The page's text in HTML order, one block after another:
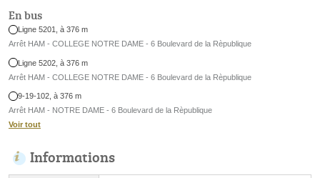
En bus
Ligne 5201, à 376 m
Arrêt HAM - COLLEGE NOTRE DAME - 6 Boulevard de la Rèpublique
Ligne 5202, à 376 m
Arrêt HAM - COLLEGE NOTRE DAME - 6 Boulevard de la Rèpublique
9-19-102, à 376 m
Arrêt HAM - NOTRE DAME - 6 Boulevard de la Rèpublique
Voir tout
Informations